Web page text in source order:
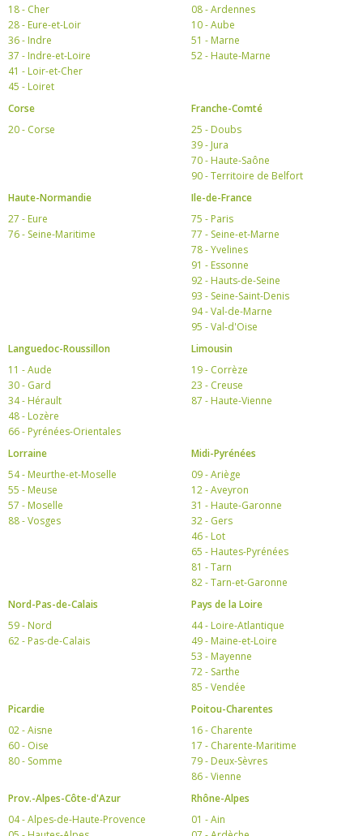
18 - Cher
28 - Eure-et-Loir
36 - Indre
37 - Indre-et-Loire
41 - Loir-et-Cher
45 - Loiret
08 - Ardennes
10 - Aube
51 - Marne
52 - Haute-Marne
Corse
20 - Corse
Franche-Comté
25 - Doubs
39 - Jura
70 - Haute-Saône
90 - Territoire de Belfort
Haute-Normandie
27 - Eure
76 - Seine-Maritime
Ile-de-France
75 - Paris
77 - Seine-et-Marne
78 - Yvelines
91 - Essonne
92 - Hauts-de-Seine
93 - Seine-Saint-Denis
94 - Val-de-Marne
95 - Val-d'Oise
Languedoc-Roussillon
11 - Aude
30 - Gard
34 - Hérault
48 - Lozère
66 - Pyrénées-Orientales
Limousin
19 - Corrèze
23 - Creuse
87 - Haute-Vienne
Lorraine
54 - Meurthe-et-Moselle
55 - Meuse
57 - Moselle
88 - Vosges
Midi-Pyrénées
09 - Ariège
12 - Aveyron
31 - Haute-Garonne
32 - Gers
46 - Lot
65 - Hautes-Pyrénées
81 - Tarn
82 - Tarn-et-Garonne
Nord-Pas-de-Calais
59 - Nord
62 - Pas-de-Calais
Pays de la Loire
44 - Loire-Atlantique
49 - Maine-et-Loire
53 - Mayenne
72 - Sarthe
85 - Vendée
Picardie
02 - Aisne
60 - Oise
80 - Somme
Poitou-Charentes
16 - Charente
17 - Charente-Maritime
79 - Deux-Sèvres
86 - Vienne
Prov.-Alpes-Côte-d'Azur
04 - Alpes-de-Haute-Provence
Rhône-Alpes
01 - Ain